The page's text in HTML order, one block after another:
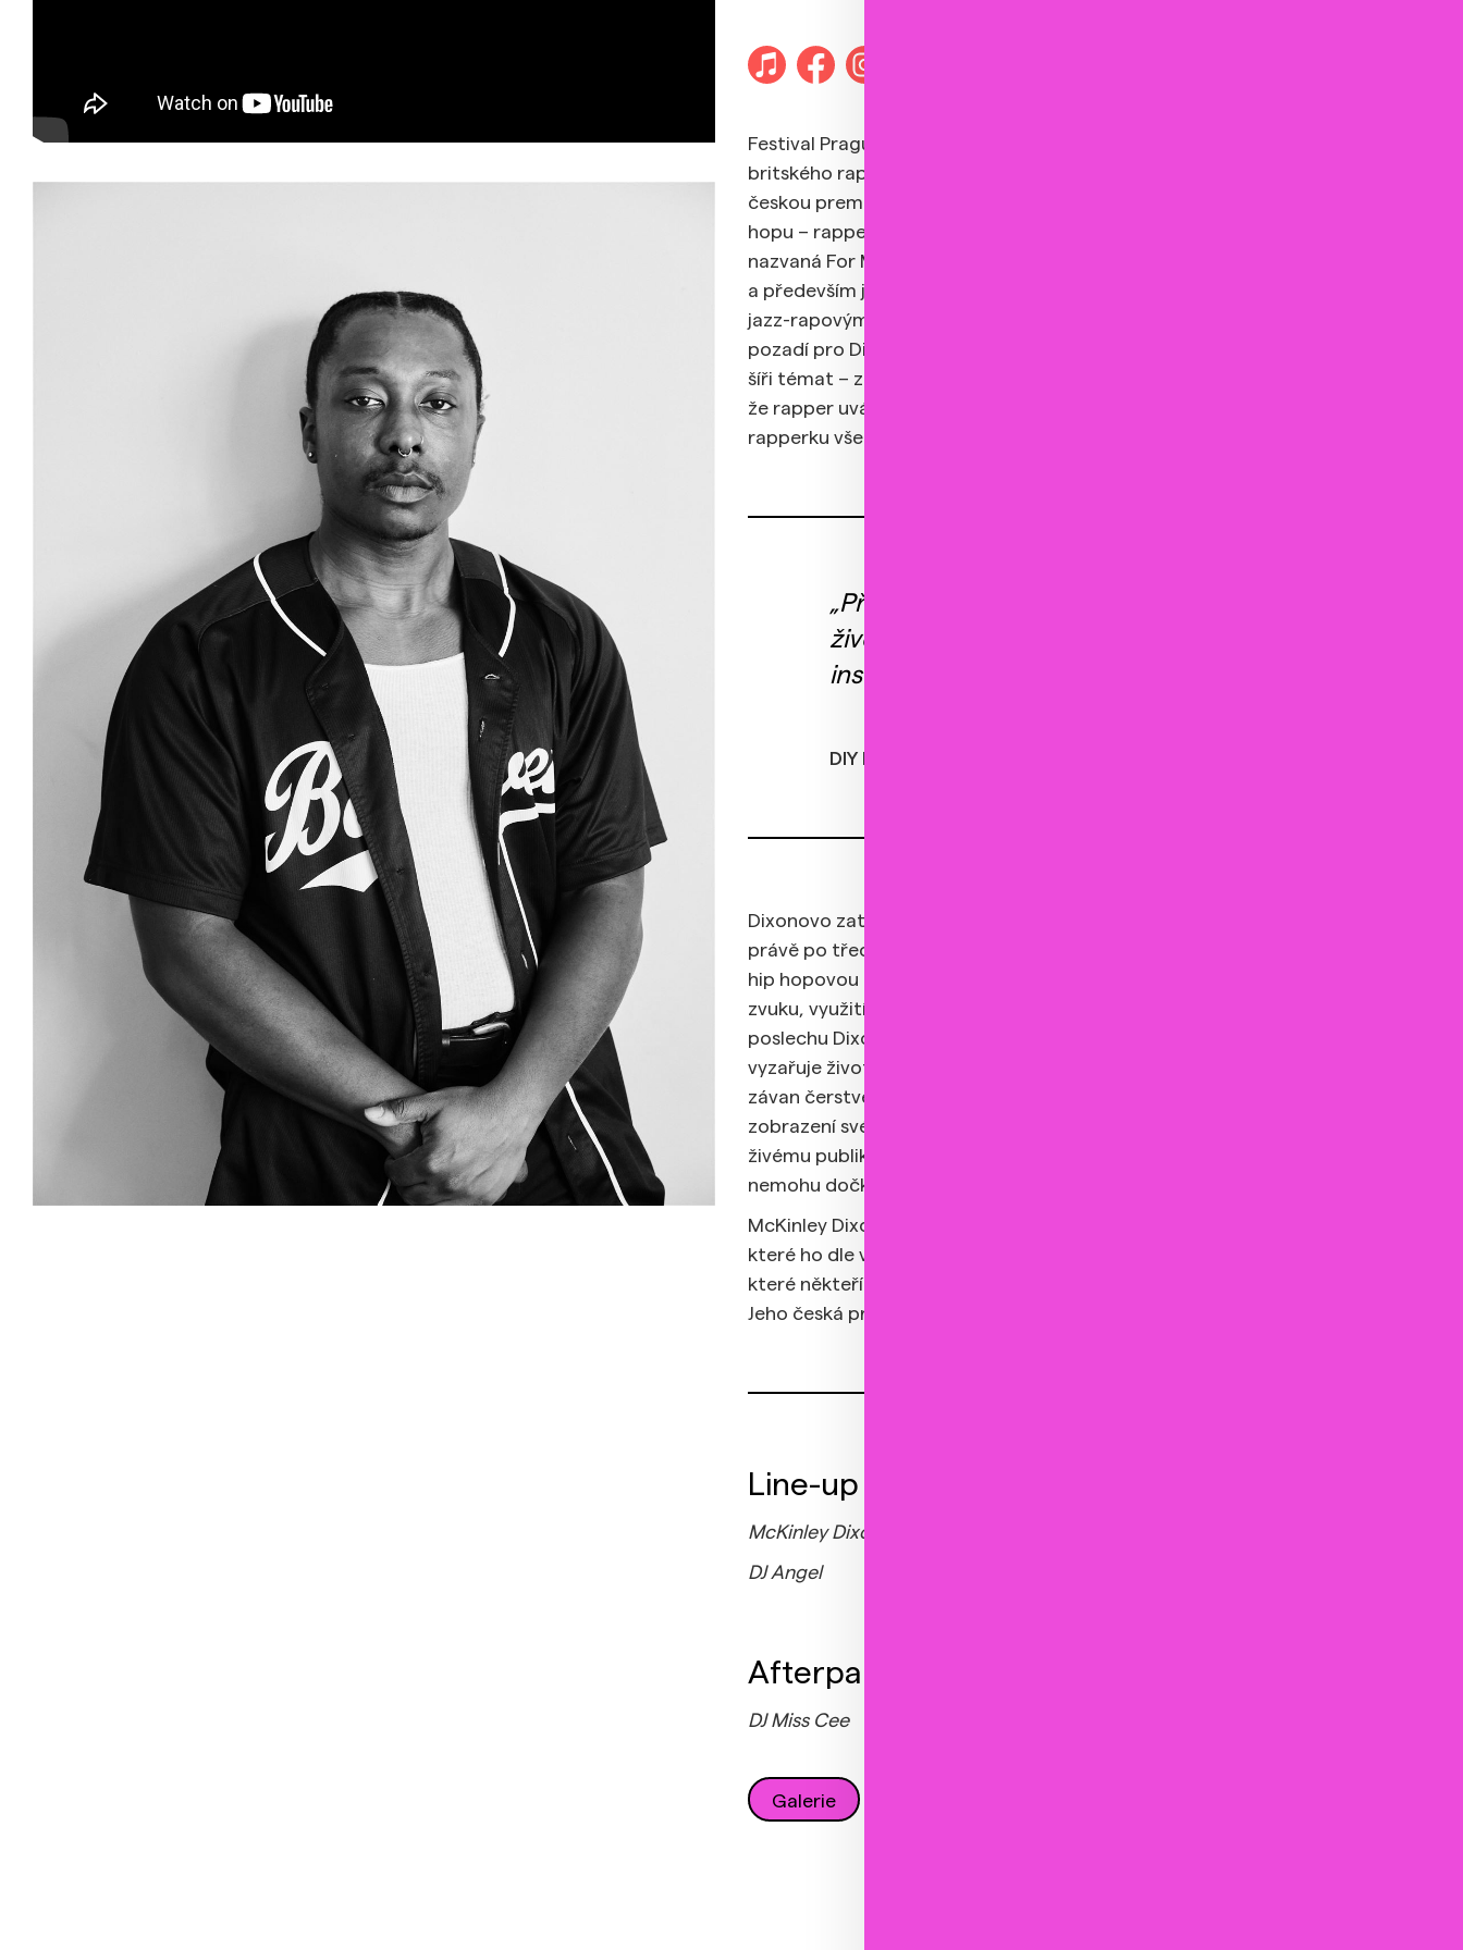
Festival Prague Sounds po loňském nezapomenutelném vystoupení mladého
britského rappera Kofiho Stonea přichází opět s klubovou nocí. Tentokrát s
českou premiérou jednoho z nejzářivějších mladých jmen amerického hip
hopu – rapperem McKinley Dixonem. Jeho průlomová deska z roku 2021
nazvaná For My Mama and Anyone Who Look Like Her uvedla na scénu nový
a především jedinečný hlas. Album si získalo přízeň kritiků a fanoušků díky
jazz-rapovým vlivům a jiskřivé improvizované hudbě, která vytváří skvělé
pozadí pro Dixonův okouzlující a svobodný projev. A nechybí texty na velkou
šíři témat – zároveň poetické i výmluvné. Nikoho by proto nemělo překvapit,
že rapper uvádí americkou spisovatelku Toni Morrisonovou jako „největší
rapperku všech dob.”
„Přesvědčivě podané příběhy ze současného
života se snoubí se svůdnou jazzovou
instrumentací.”
DIY Magazine
Dixonovo zatím poslední album Beloved! Paradise? Jazz! je pojmenováno
právě po třech nejslavnějších dílech této autorky. Nad současnou obvyklou
hip hopovou produkci nahrávka vystupuje díky energickému a výraznému
zvuku, využití živých nástrojů a literárních i osobních textů. To vše dělá z
poslechu Dixonova živelného projevu silný zážitek. Jde o desku, ze které
vyzařuje život, pulzuje textařským i hudebním mistrovstvím a představuje
závan čerstvého vzduchu v současném hip hopu. Dixon vnímá album jako
zobrazení svého života v posledních dvou letech a je připraven to předvést
živému publiku: „Tyto myšlenky jsem držel tak dlouho v sobě, že se nyní
nemohu dočkat, až je dostanu ze sebe ven!”
McKinley Dixon se narodil v Marylandu, nyní ale žije v Chicagu, ve městě,
které ho dle vlastních slov inspiruje a je „plné magie.” A „magie” je také slovo,
které někteří použili k popisu živých vystoupení tohoto jazzového rappera.
Jeho česká premiéra na Prague Sounds slibuje silný zážitek!
Line-up
McKinley Dixon – zpěv
DJ Angel
Afterparty
DJ Miss Cee
Galerie